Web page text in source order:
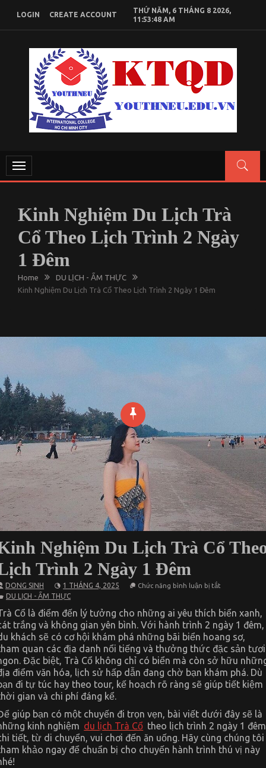
content
LOGIN CREATE ACCOUNT
THỨ NĂM, 6 THÁNG 8 2026,
11:53:49 AM
KIẾN THỨC KINH TẾ QUỐC DÂN
Toggle
navigation
Kinh Nghiệm Du Lịch Trà
Cổ Theo Lịch Trình 2 Ngày
1 Đêm
Home
DU LỊCH - ẨM THỰC
Kinh Nghiệm Du Lịch Trà Cổ Theo Lịch Trình 2 Ngày 1 Đêm
Nghiệm Du Lịch Trà Cổ
Trình 2 Ngày 1 Đêm
DONG SINH 1 THÁNG 4, 2025 Chức năng bình luận bị tắt
Du
Lịch
Trà
Theo
Lịch
Trình
2
Ngày
1
DU LỊCH - ẨM THỰC
Cổ là điểm đến lý tưởng cho những ai yêu thích biển xanh,
trắng và không gian yên bình. Với hành trình 2 ngày 1 đêm,
khách sẽ có cơ hội khám phá những bãi biển hoang sơ,
quan các địa danh nổi tiếng và thưởng thức đặc sản tươi
Đặc biệt, Trà Cổ không chỉ có biển mà còn sở hữu
điểm văn hóa, lịch sử hấp dẫn đang chờ bạn khám phá. Dù
đi tự túc hay theo tour, kế hoạch rõ ràng sẽ giúp tiết kiệm
gian và chi phí đáng kể.
giúp bạn có một chuyến đi trọn vẹn, bài viết dưới đây sẽ là
kinh nghiệm du lịch Trà Cổ theo lịch trình 2 ngày 1 đêm
tiết, từ di chuyển, vui chơi đến ăn uống. Hãy cùng chúng tôi
khảo ngay để chuẩn bị cho chuyến hành trình thú vị này